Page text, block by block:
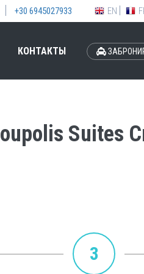
+30 6945027933 EN
КОНТАКТЫ
Suites
3